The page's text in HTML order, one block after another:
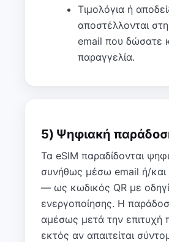
Τιμολόγια ή
αποστέλλονται
email που δώσατε
παραγγελία.
5) Ψηφιακή
Τα eSIM παραδίδονται
συνήθως μέσω email ή/και
— ως κωδικός QR με
ενεργοποίησης. Η
αμέσως μετά την επιτυχή
εκτός αν απαιτείται